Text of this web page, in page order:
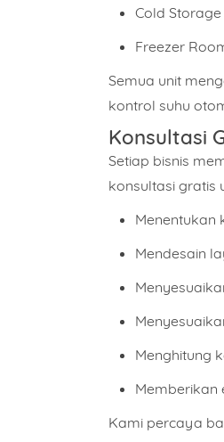
Cold
Freezer
Semua unit
kontrol suhu
Konsultasi
Setiap bisnis
konsultasi gratis
Menentukan
Mendesain
Menghitung
Memberikan
Kami percaya